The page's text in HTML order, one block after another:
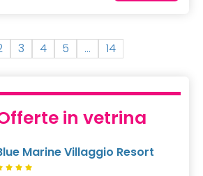
3 4 5 … 14
in vetrina
Marine Villaggio Resort